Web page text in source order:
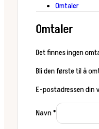
Omtaler
Omtaler
Det finnes ingen
Bli den første til å
E-postadressen din
Navn*